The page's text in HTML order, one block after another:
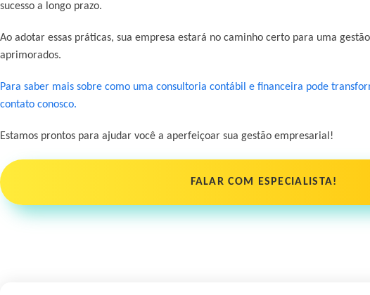
sucesso a longo prazo.
Ao adotar essas práticas, sua empresa estará no caminho certo para uma
aprimorados.
Para saber mais sobre como uma consultoria contábil e financeira pode
contato conosco.
Estamos prontos para ajudar você a aperfeiçoar sua gestão empresarial!
FALAR COM ESPECIALISTA!